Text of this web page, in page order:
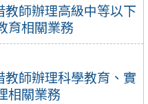
師辦理高級中等以下
育相關業務
師辦理科學教育、實
相關業務